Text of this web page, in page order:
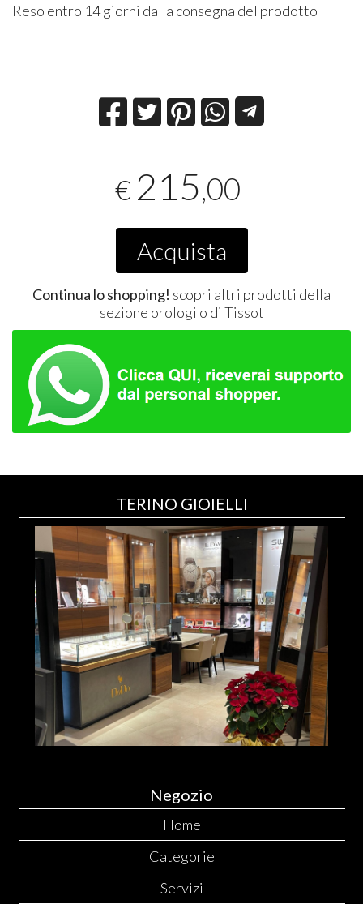
Reso entro 14 giorni dalla consegna del prodotto
€ 215,00
Acquista
Continua lo shopping! scopri altri prodotti della
sezione orologi o di Tissot
TERINO GIOIELLI
Negozio
Home
Categorie
Servizi